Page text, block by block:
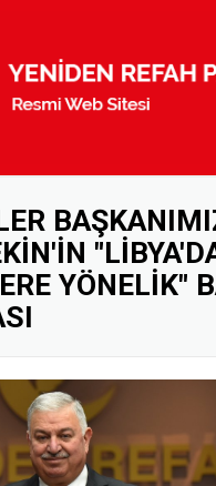
YÖNELİK"